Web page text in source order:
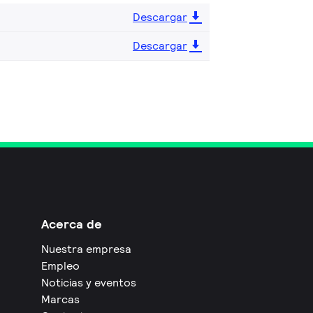
Descargar
Descargar
Acerca de
Nuestra empresa
Empleo
Noticias y eventos
Marcas